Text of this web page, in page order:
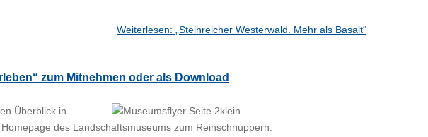
Weiterlesen: „Steinreicher Westerwald. Mehr als Basalt“
zum Mitnehmen oder als Download
Überblick in
des Landschaftsmuseums zum Reinschnuppern: